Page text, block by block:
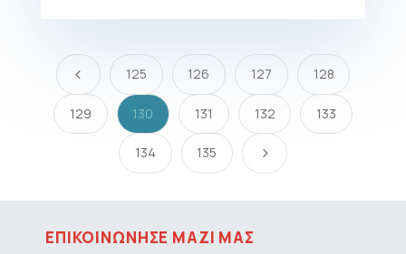
4 125 126 127 128
129 130 131 132 133
134 135 5
ΕΠΙΚΟΙΝΩΝΗΣΕ ΜΑΖΙ ΜΑΣ